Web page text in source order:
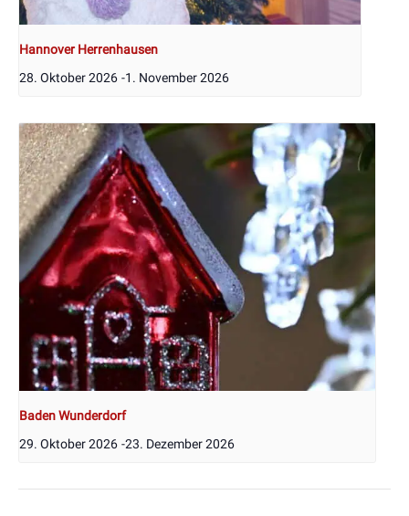
Hannover Herrenhausen
28. Oktober 2026 -1. November 2026
Baden Wunderdorf
29. Oktober 2026 -23. Dezember 2026